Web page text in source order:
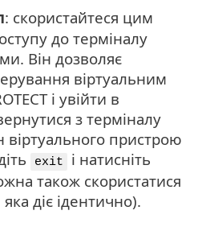
: скористайтеся цим
до терміналу
Він дозволяє
віртуальним
і увійти в
з терміналу
пристрою
exit
і натисніть
також скористатися
яка діє ідентично).